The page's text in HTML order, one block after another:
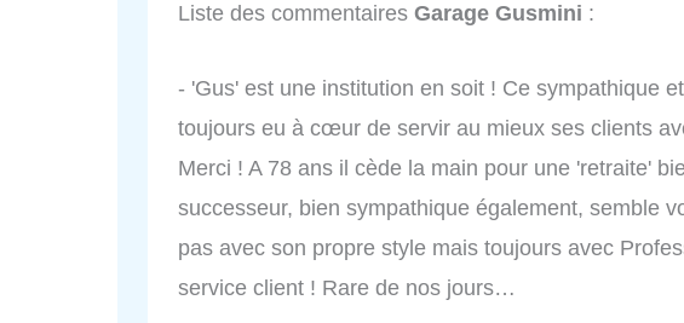
Liste des commentaires Garage Gusmini :
- 'Gus' est une institution en soit ! Ce sympathique
toujours eu à cœur de servir au mieux ses clients
Merci ! A 78 ans il cède la main pour une 'retraite'
successeur, bien sympathique également, semble
pas avec son propre style mais toujours avec
service client ! Rare de nos jours…